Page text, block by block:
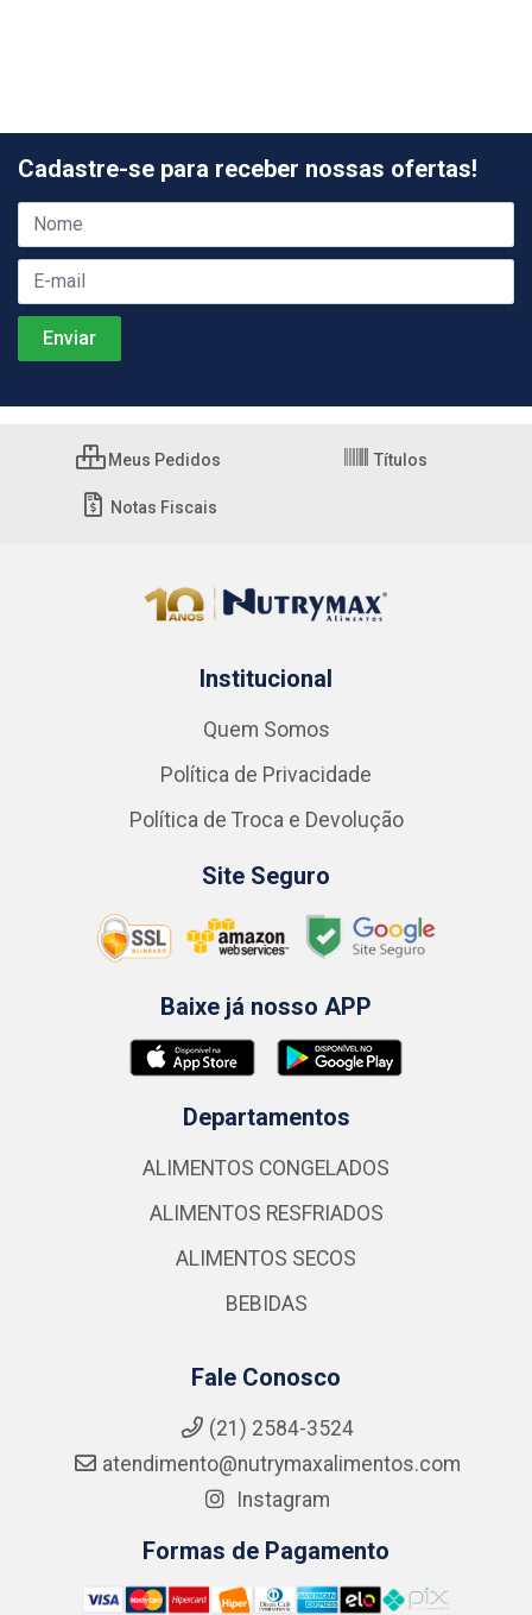
Cadastre-se para receber nossas ofertas!
Meus Pedidos Títulos
Notas Fiscais
Institucional
Quem Somos
Política de Privacidade
Política de Troca e Devolução
Site Seguro
Baixe já nosso APP
Departamentos
ALIMENTOS CONGELADOS
ALIMENTOS RESFRIADOS
ALIMENTOS SECOS
BEBIDAS
Fale Conosco
(21) 2584-3524
atendimento@nutrymaxalimentos.com
Instagram
Formas de Pagamento